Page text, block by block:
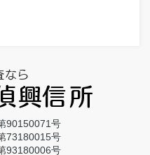
90150071号
73180015号
93180006号